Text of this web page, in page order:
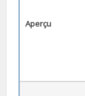
Aperçu